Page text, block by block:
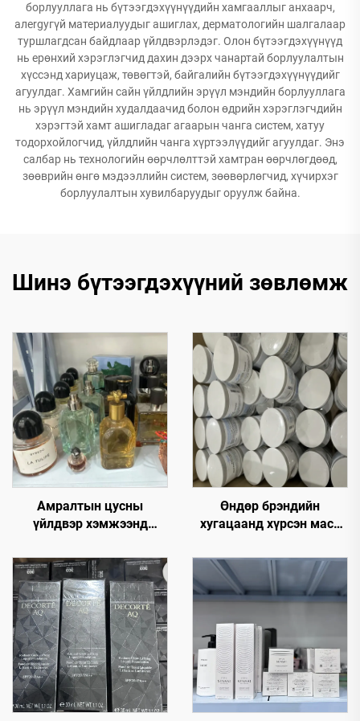
борлууллага нь бүтээгдэхүүнүүдийн хамгааллыг анхаарч,
алergyгүй материалуудыг ашиглах, дерматологийн шалгалаар
туршлагдсан байдлаар үйлдвэрлэдэг. Олон бүтээгдэхүүнүүд
нь ерөнхий хэрэглэгчид дахин дээрх чанартай борлуулалтын
хүссэнд хариуцаж, төвөгтэй, байгалийн бүтээгдэхүүнүүдийг
агуулдаг. Хамгийн сайн үйлдлийн эрүүл мэндийн борлууллага
нь эрүүл мэндийн худалдаачид болон өдрийн хэрэглэгчдийн
хэрэгтэй хамт ашигладаг агаарын чанга систем, хатуу
тодорхойлогчид, үйлдлийн чанга хүртээлүүдийг агуулдаг. Энэ
салбар нь технологийн өөрчлөлттэй хамтран өөрчлөгдөөд,
зөөврийн өнгө мэдээллийн систем, зөөвөрлөгчид, хүчирхэг
борлуулалтын хувилбаруудыг оруулж байна.
Шинэ бүтээгдэхүүний зөвлөмж
Амралтын цусны
үйлдвэр хэмжээнд
Зарим улсын үнэтэй
амралтын цусны
үйлдвэр нийтлэг
борлуулагчид хамтран
ажиллах боломж
Өндөр брэндийн
хугацаанд хүрсэн маск
дэлгүүр – Хамгийн их
үнэтэй үнээр Premium
Facial Masks